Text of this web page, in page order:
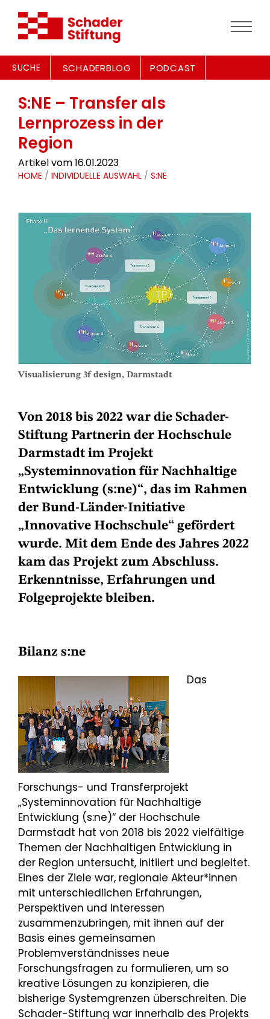
SUCHE SCHADERBLOG PODCAST
S:NE – Transfer als
Lernprozess in der
Region
Artikel vom 16.01.2023
HOME / INDIVIDUELLE AUSWAHL / S:NE
Visualisierung 3f design, Darmstadt
Von 2018 bis 2022 war die Schader-
Stiftung Partnerin der Hochschule
Darmstadt im Projekt
„Systeminnovation für Nachhaltige
Entwicklung (s:ne)“, das im Rahmen
der Bund-Länder-Initiative
„Innovative Hochschule“ gefördert
wurde. Mit dem Ende des Jahres 2022
kam das Projekt zum Abschluss.
Erkenntnisse, Erfahrungen und
Folgeprojekte bleiben.
Bilanz s:ne
Das
Forschungs- und Transferprojekt
„Systeminnovation für Nachhaltige
Entwicklung (s:ne)“ der Hochschule
Darmstadt hat von 2018 bis 2022 vielfältige
Themen der Nachhaltigen Entwicklung in
der Region untersucht, initiiert und begleitet.
Eines der Ziele war, regionale Akteur*innen
mit unterschiedlichen Erfahrungen,
Perspektiven und Interessen
zusammenzubringen, mit ihnen auf der
Basis eines gemeinsamen
Problemverständnisses neue
Forschungsfragen zu formulieren, um so
kreative Lösungen zu konzipieren, die
bisherige Systemgrenzen überschreiten. Die
Schader-Stiftung war innerhalb des Projekts